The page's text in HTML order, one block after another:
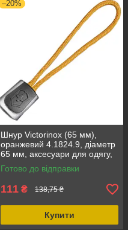
–20%
Шнур Victorinox (65 мм),
оранжевий 4.1824.9, діаметр
65 мм, аксесуари для одягу,
брелки, помаранчевий
Готово до відправки
111 ₴ 138,75 ₴
Купити